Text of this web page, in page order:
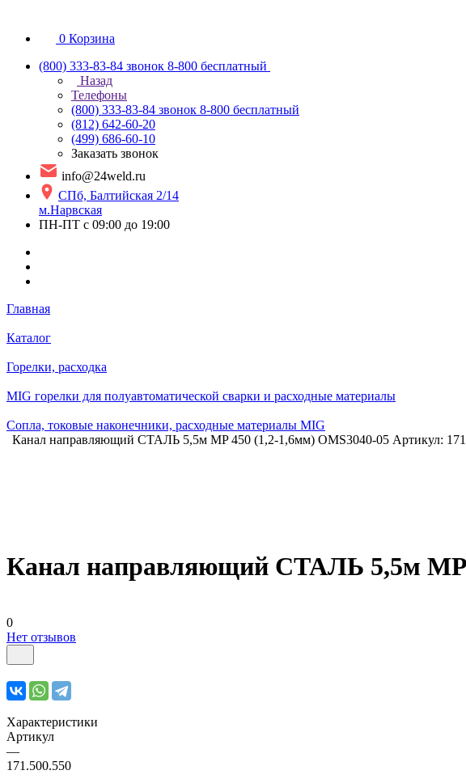
0 Корзина
(800) 333-83-84 звонок 8-800 бесплатный
Назад
Телефоны
(800) 333-83-84 звонок 8-800 бесплатный
(812) 642-60-20
(499) 686-60-10
Заказать звонок
info@24weld.ru
СПб, Балтийская 2/14
м.Нарвская
ПН-ПТ с 09:00 до 19:00
Главная
Каталог
Горелки, расходка
MIG горелки для полуавтоматической сварки и расходные материалы
Сопла, токовые наконечники, расходные материалы MIG
Канал направляющий СТАЛЬ 5,5м MP 450 (1,2-1,6мм) OMS3040-05 Артикул:
Канал направляющий СТАЛЬ 5,5м MP
0
Нет отзывов
Характеристики
Артикул
—
171.500.550